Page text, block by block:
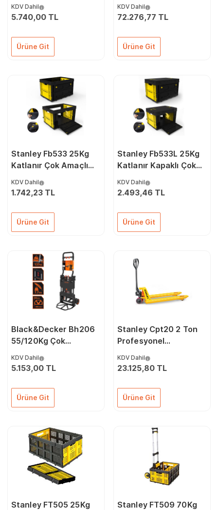
Paket Taşıma Arabası
Taşıma Sepeti
KDV Dahil
5.740,00 TL
Ürüne Git
KDV Dahil
72.276,77 TL
Ürüne Git
Stanley Fb533 25Kg
Katlanır Çok Amaçlı
KDV Dahil
1.742,23 TL
Ürüne Git
Stanley Fb533L 25Kg
Katlanır Kapaklı Çok
KDV Dahil
2.493,46 TL
Ürüne Git
Black&Decker Bh206
55/120Kg Çok
Arabası
KDV Dahil
5.153,00 TL
Ürüne Git
Stanley Cpt20 2 Ton
Profesyonel
KDV Dahil
23.125,80 TL
Ürüne Git
Stanley FT505 25Kg
Stanley FT509 70Kg